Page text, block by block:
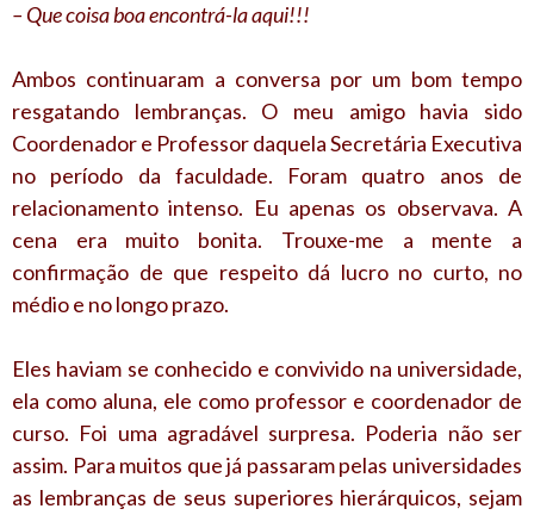
– Que coisa boa encontrá-la aqui!!!
Ambos continuaram a conversa por um bom tempo
resgatando lembranças. O meu amigo havia sido
Coordenador e Professor daquela Secretária Executiva
no período da faculdade. Foram quatro anos de
relacionamento intenso. Eu apenas os observava. A
cena era muito bonita. Trouxe-me a mente a
confirmação de que respeito dá lucro no curto, no
médio e no longo prazo.
Eles haviam se conhecido e convivido na universidade,
ela como aluna, ele como professor e coordenador de
curso. Foi uma agradável surpresa. Poderia não ser
assim. Para muitos que já passaram pelas universidades
as lembranças de seus superiores hierárquicos, sejam